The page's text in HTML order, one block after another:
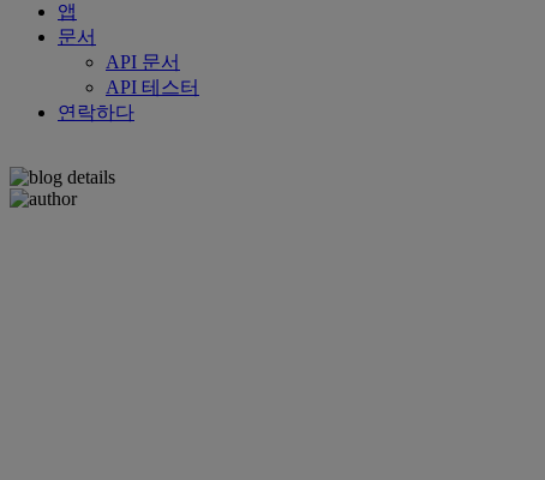
앱
문서
API 문서
API 테스터
연락하다